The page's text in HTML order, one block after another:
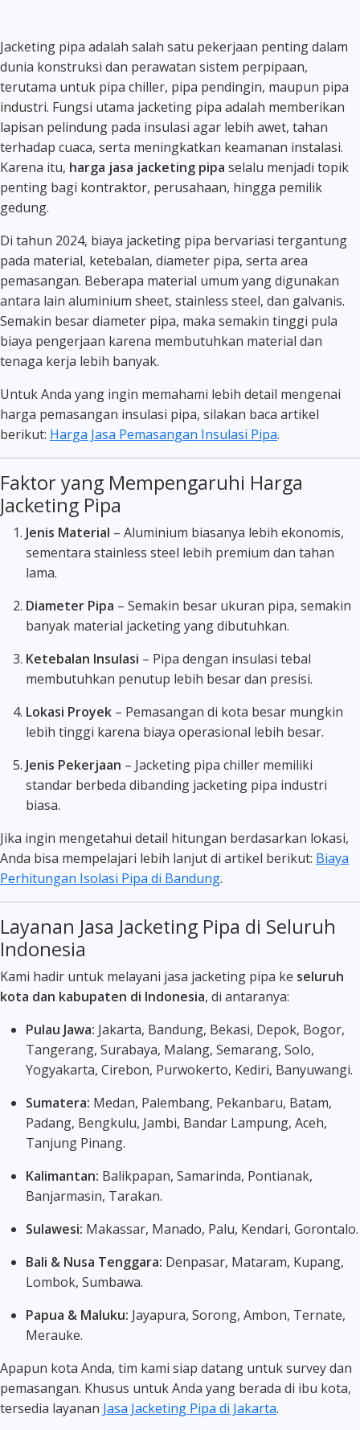
Jacketing pipa adalah salah satu pekerjaan penting dalam
dunia konstruksi dan perawatan sistem perpipaan,
terutama untuk pipa chiller, pipa pendingin, maupun pipa
industri. Fungsi utama jacketing pipa adalah memberikan
lapisan pelindung pada insulasi agar lebih awet, tahan
terhadap cuaca, serta meningkatkan keamanan instalasi.
Karena itu, harga jasa jacketing pipa selalu menjadi topik
penting bagi kontraktor, perusahaan, hingga pemilik
gedung.
Di tahun 2024, biaya jacketing pipa bervariasi tergantung
pada material, ketebalan, diameter pipa, serta area
pemasangan. Beberapa material umum yang digunakan
antara lain aluminium sheet, stainless steel, dan galvanis.
Semakin besar diameter pipa, maka semakin tinggi pula
biaya pengerjaan karena membutuhkan material dan
tenaga kerja lebih banyak.
Untuk Anda yang ingin memahami lebih detail mengenai
harga pemasangan insulasi pipa, silakan baca artikel
berikut: Harga Jasa Pemasangan Insulasi Pipa.
Faktor yang Mempengaruhi Harga
Jacketing Pipa
Jenis Material – Aluminium biasanya lebih ekonomis,
sementara stainless steel lebih premium dan tahan
lama.
Diameter Pipa – Semakin besar ukuran pipa, semakin
banyak material jacketing yang dibutuhkan.
Ketebalan Insulasi – Pipa dengan insulasi tebal
membutuhkan penutup lebih besar dan presisi.
Lokasi Proyek – Pemasangan di kota besar mungkin
lebih tinggi karena biaya operasional lebih besar.
Jenis Pekerjaan – Jacketing pipa chiller memiliki
standar berbeda dibanding jacketing pipa industri
biasa.
Jika ingin mengetahui detail hitungan berdasarkan lokasi,
Anda bisa mempelajari lebih lanjut di artikel berikut: Biaya
Perhitungan Isolasi Pipa di Bandung.
Layanan Jasa Jacketing Pipa di Seluruh
Indonesia
Kami hadir untuk melayani jasa jacketing pipa ke seluruh
kota dan kabupaten di Indonesia, di antaranya:
Pulau Jawa: Jakarta, Bandung, Bekasi, Depok, Bogor,
Tangerang, Surabaya, Malang, Semarang, Solo,
Yogyakarta, Cirebon, Purwokerto, Kediri, Banyuwangi.
Sumatera: Medan, Palembang, Pekanbaru, Batam,
Padang, Bengkulu, Jambi, Bandar Lampung, Aceh,
Tanjung Pinang.
Kalimantan: Balikpapan, Samarinda, Pontianak,
Banjarmasin, Tarakan.
Sulawesi: Makassar, Manado, Palu, Kendari, Gorontalo.
Bali & Nusa Tenggara: Denpasar, Mataram, Kupang,
Lombok, Sumbawa.
Papua & Maluku: Jayapura, Sorong, Ambon, Ternate,
Merauke.
Apapun kota Anda, tim kami siap datang untuk survey dan
pemasangan. Khusus untuk Anda yang berada di ibu kota,
tersedia layanan Jasa Jacketing Pipa di Jakarta.